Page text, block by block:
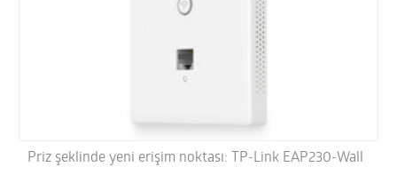
Priz şeklinde yeni erişim noktası: TP-Link EAP230-Wall